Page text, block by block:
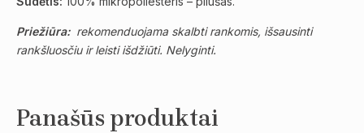
Priežiūra:rekomenduojama skalbti rankomis, išsausinti
rankšluosčiu ir leisti išdžiūti. Nelyginti.
Panašūs produktai